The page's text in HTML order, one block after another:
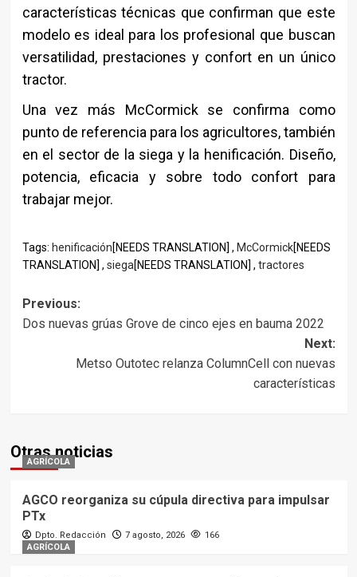
características técnicas que confirman que este
modelo es ideal para los profesional que buscan
versatilidad, prestaciones y confort en un único
tractor.
Una vez más McCormick se confirma como
punto de referencia para los agricultores, también
en el sector de la siega y la henificación. Diseño,
potencia, eficacia y sobre todo confort para
trabajar mejor.
Tags: henificación[NEEDS TRANSLATION] , McCormick[NEEDS
TRANSLATION] , siega[NEEDS TRANSLATION] , tractores
Post
navigation
Previous:
Dos nuevas grúas Grove de cinco ejes en bauma 2022
Next:
Metso Outotec relanza ColumnCell con nuevas
características
Otras noticias
AGRÍCOLA
AGCO reorganiza su cúpula directiva para impulsar
PTx
Dpto. Redacción 7 agosto, 2026
166
AGRÍCOLA